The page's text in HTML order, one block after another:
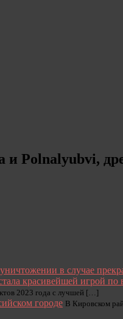
Polnalyubvi,
в случае
красивейшей игрой
2023 года с лучшей […]
городе В Кировском